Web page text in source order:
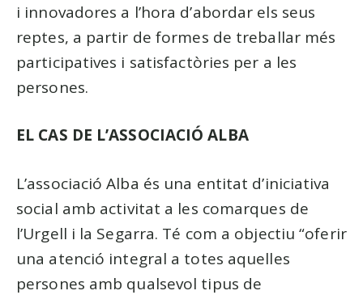
i innovadores a l’hora d’abordar els seus
reptes, a partir de formes de treballar més
participatives i satisfactòries per a les
persones.
EL CAS DE L’ASSOCIACIÓ ALBA
L’associació Alba és una entitat d’iniciativa
social amb activitat a les comarques de
l’Urgell i la Segarra. Té com a objectiu “oferir
una atenció integral a totes aquelles
persones amb qualsevol tipus de